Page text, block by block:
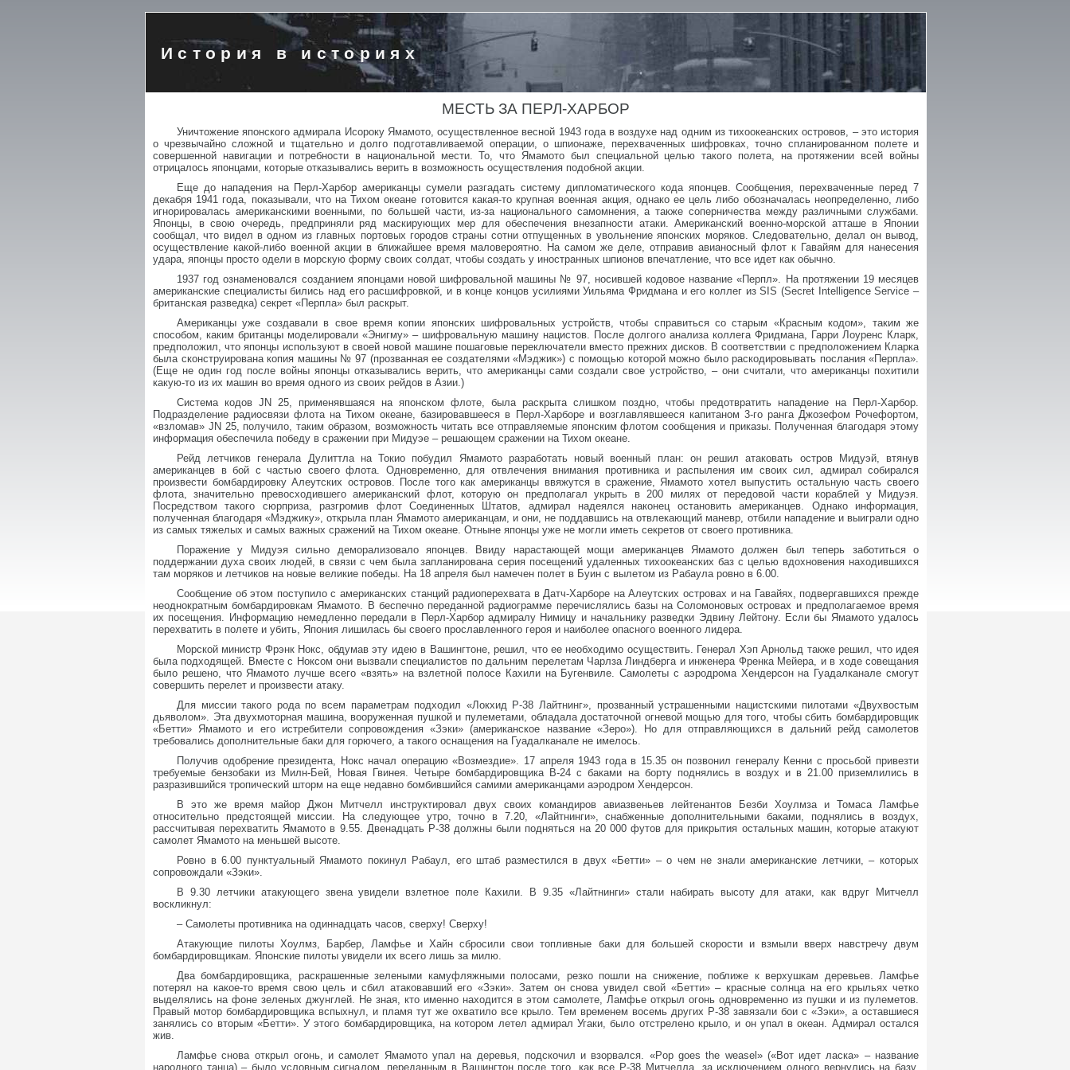
История в историях
МЕСТЬ ЗА ПЕРЛ-ХАРБОР
Уничтожение японского адмирала Исороку Ямамото, осуществленное весной 1943 года в воздухе над одним из тихоокеанских островов, – это история
о чрезвычайно сложной и тщательно и долго подготавливаемой операции, о шпионаже, перехваченных шифровках, точно спланированном полете и
совершенной навигации и потребности в национальной мести. То, что Ямамото был специальной целью такого полета, на протяжении всей войны
отрицалось японцами, которые отказывались верить в возможность осуществления подобной акции.
Еще до нападения на Перл-Харбор американцы сумели разгадать систему дипломатического кода японцев. Сообщения, перехваченные перед 7
декабря 1941 года, показывали, что на Тихом океане готовится какая-то крупная военная акция, однако ее цель либо обозначалась неопределенно, либо
игнорировалась американскими военными, по большей части, из-за национального самомнения, а также соперничества между различными службами.
Японцы, в свою очередь, предприняли ряд маскирующих мер для обеспечения внезапности атаки. Американский военно-морской атташе в Японии
сообщал, что видел в одном из главных портовых городов страны сотни отпущенных в увольнение японских моряков. Следовательно, делал он вывод,
осуществление какой-либо военной акции в ближайшее время маловероятно. На самом же деле, отправив авианосный флот к Гавайям для нанесения
удара, японцы просто одели в морскую форму своих солдат, чтобы создать у иностранных шпионов впечатление, что все идет как обычно.
1937 год ознаменовался созданием японцами новой шифровальной машины № 97, носившей кодовое название «Перпл». На протяжении 19 месяцев
американские специалисты бились над его расшифровкой, и в конце концов усилиями Уильяма Фридмана и его коллег из SIS (Secret Intelligence Service –
британская разведка) секрет «Перпла» был раскрыт.
Американцы уже создавали в свое время копии японских шифровальных устройств, чтобы справиться со старым «Красным кодом», таким же
способом, каким британцы моделировали «Энигму» – шифровальную машину нацистов. После долгого анализа коллега Фридмана, Гарри Лоуренс Кларк,
предположил, что японцы используют в своей новой машине пошаговые переключатели вместо прежних дисков. В соответствии с предположением Кларка
была сконструирована копия машины № 97 (прозванная ее создателями «Мэджик») с помощью которой можно было раскодировывать послания «Перпла».
(Еще не один год после войны японцы отказывались верить, что американцы сами создали свое устройство, – они считали, что американцы похитили
какую-то из их машин во время одного из своих рейдов в Азии.)
Система кодов JN 25, применявшаяся на японском флоте, была раскрыта слишком поздно, чтобы предотвратить нападение на Перл-Харбор.
Подразделение радиосвязи флота на Тихом океане, базировавшееся в Перл-Харборе и возглавлявшееся капитаном 3-го ранга Джозефом Рочефортом,
«взломав» JN 25, получило, таким образом, возможность читать все отправляемые японским флотом сообщения и приказы. Полученная благодаря этому
информация обеспечила победу в сражении при Мидуэе – решающем сражении на Тихом океане.
Рейд летчиков генерала Дулиттла на Токио побудил Ямамото разработать новый военный план: он решил атаковать остров Мидуэй, втянув
американцев в бой с частью своего флота. Одновременно, для отвлечения внимания противника и распыления им своих сил, адмирал собирался
произвести бомбардировку Алеутских островов. После того как американцы ввяжутся в сражение, Ямамото хотел выпустить остальную часть своего
флота, значительно превосходившего американский флот, которую он предполагал укрыть в 200 милях от передовой части кораблей у Мидуэя.
Посредством такого сюрприза, разгромив флот Соединенных Штатов, адмирал надеялся наконец остановить американцев. Однако информация,
полученная благодаря «Мэджику», открыла план Ямамото американцам, и они, не поддавшись на отвлекающий маневр, отбили нападение и выиграли одно
из самых тяжелых и самых важных сражений на Тихом океане. Отныне японцы уже не могли иметь секретов от своего противника.
Поражение у Мидуэя сильно деморализовало японцев. Ввиду нарастающей мощи американцев Ямамото должен был теперь заботиться о
поддержании духа своих людей, в связи с чем была запланирована серия посещений удаленных тихоокеанских баз с целью вдохновения находившихся
там моряков и летчиков на новые великие победы. На 18 апреля был намечен полет в Буин с вылетом из Рабаула ровно в 6.00.
Сообщение об этом поступило с американских станций радиоперехвата в Датч-Харборе на Алеутских островах и на Гавайях, подвергавшихся прежде
неоднократным бомбардировкам Ямамото. В беспечно переданной радиограмме перечислялись базы на Соломоновых островах и предполагаемое время
их посещения. Информацию немедленно передали в Перл-Харбор адмиралу Нимицу и начальнику разведки Эдвину Лейтону. Если бы Ямамото удалось
перехватить в полете и убить, Япония лишилась бы своего прославленного героя и наиболее опасного военного лидера.
Морской министр Фрэнк Нокс, обдумав эту идею в Вашингтоне, решил, что ее необходимо осуществить. Генерал Хэп Арнольд также решил, что идея
была подходящей. Вместе с Ноксом они вызвали специалистов по дальним перелетам Чарлза Линдберга и инженера Френка Мейера, и в ходе совещания
было решено, что Ямамото лучше всего «взять» на взлетной полосе Кахили на Бугенвиле. Самолеты с аэродрома Хендерсон на Гуадалканале смогут
совершить перелет и произвести атаку.
Для миссии такого рода по всем параметрам подходил «Локхид P-38 Лайтнинг», прозванный устрашенными нацистскими пилотами «Двухвостым
дьяволом». Эта двухмоторная машина, вооруженная пушкой и пулеметами, обладала достаточной огневой мощью для того, чтобы сбить бомбардировщик
«Бетти» Ямамото и его истребители сопровождения «Зэки» (американское название «Зеро»). Но для отправляющихся в дальний рейд самолетов
требовались дополнительные баки для горючего, а такого оснащения на Гуадалканале не имелось.
Получив одобрение президента, Нокс начал операцию «Возмездие». 17 апреля 1943 года в 15.35 он позвонил генералу Кенни с просьбой привезти
требуемые бензобаки из Милн-Бей, Новая Гвинея. Четыре бомбардировщика B-24 с баками на борту поднялись в воздух и в 21.00 приземлились в
разразившийся тропический шторм на еще недавно бомбившийся самими американцами аэродром Хендерсон.
В это же время майор Джон Митчелл инструктировал двух своих командиров авиазвеньев лейтенантов Безби Хоулмза и Томаса Ламфье
относительно предстоящей миссии. На следующее утро, точно в 7.20, «Лайтнинги», снабженные дополнительными баками, поднялись в воздух,
рассчитывая перехватить Ямамото в 9.55. Двенадцать P-38 должны были подняться на 20 000 футов для прикрытия остальных машин, которые атакуют
самолет Ямамото на меньшей высоте.
Ровно в 6.00 пунктуальный Ямамото покинул Рабаул, его штаб разместился в двух «Бетти» – о чем не знали американские летчики, – которых
сопровождали «Зэки».
В 9.30 летчики атакующего звена увидели взлетное поле Кахили. В 9.35 «Лайтнинги» стали набирать высоту для атаки, как вдруг Митчелл
воскликнул:
– Самолеты противника на одиннадцать часов, сверху! Сверху!
Атакующие пилоты Хоулмз, Барбер, Ламфье и Хайн сбросили свои топливные баки для большей скорости и взмыли вверх навстречу двум
бомбардировщикам. Японские пилоты увидели их всего лишь за милю.
Два бомбардировщика, раскрашенные зелеными камуфляжными полосами, резко пошли на снижение, поближе к верхушкам деревьев. Ламфье
потерял на какое-то время свою цель и сбил атаковавший его «Зэки». Затем он снова увидел свой «Бетти» – красные солнца на его крыльях четко
выделялись на фоне зеленых джунглей. Не зная, кто именно находится в этом самолете, Ламфье открыл огонь одновременно из пушки и из пулеметов.
Правый мотор бомбардировщика вспыхнул, и пламя тут же охватило все крыло. Тем временем восемь других P-38 завязали бои с «Зэки», а оставшиеся
занялись со вторым «Бетти». У этого бомбардировщика, на котором летел адмирал Угаки, было отстрелено крыло, и он упал в океан. Адмирал остался
жив.
Ламфье снова открыл огонь, и самолет Ямамото упал на деревья, подскочил и взорвался. «Pop goes the weasel» («Вот идет ласка» – название
народного танца) – было условным сигналом, переданным в Вашингтон после того, как все P-38 Митчелла, за исключением одного вернулись на базу.